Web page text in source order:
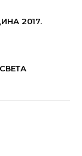
2017.